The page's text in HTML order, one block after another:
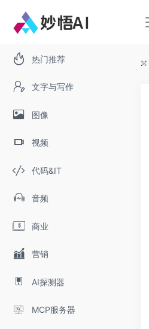
热门推荐
文字与写作
图像
视频
代码&IT
音频
商业
营销
AI探测器
MCP服务器